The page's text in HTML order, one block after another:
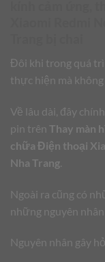
Đôi khi trong quá
thực hiện mà không
Về lâu dài, đây
pin trên Thay màn
chữa Điện thoại
Nha Trang
Ngoài ra cũng có
những nguyên
Nguyên nhân gây